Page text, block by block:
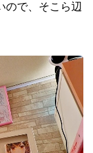
ので、そこら辺